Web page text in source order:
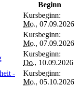
Beginn
Kursbeginn:
Mo., 07.09.2026
Kursbeginn:
Mo., 07.09.2026
Kursbeginn:
Do., 10.09.2026
-
Kursbeginn:
Mo., 05.10.2026